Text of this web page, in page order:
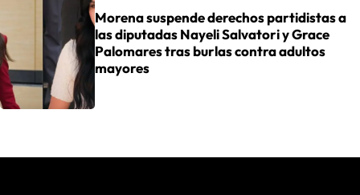
Morena suspende derechos partidistas a
las diputadas Nayeli Salvatori y Grace
Palomares tras burlas contra adultos
mayores